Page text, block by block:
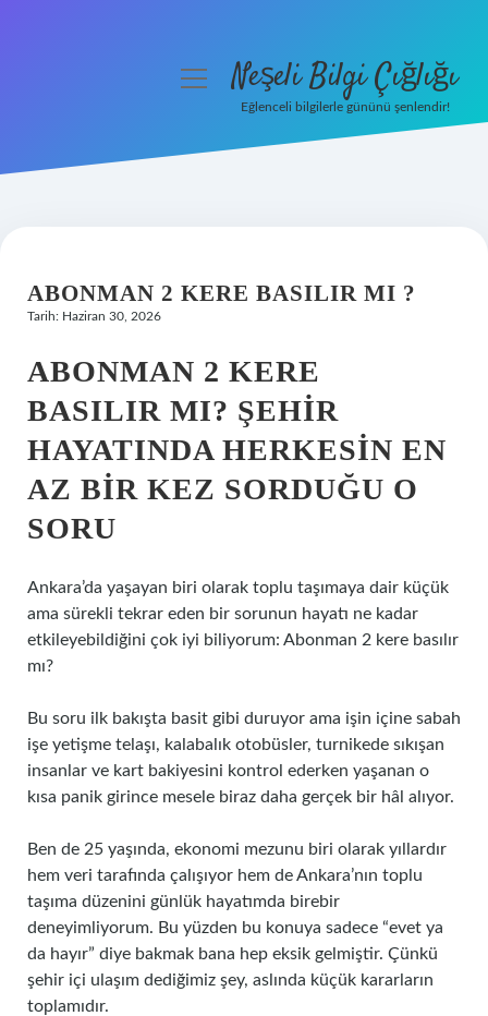
Hakkımızda
menüyüNeşeli Bilgi Çığlığı
Eğlenceli bilgilerle gününü şenlendir!
ABONMAN 2 KERE BASILIR MI ?
Tarih: Haziran 30, 2026
ABONMAN 2 KERE
BASILIR MI? ŞEHIR
HAYATINDA HERKESIN EN
AZ BIR KEZ SORDUĞU O
SORU
Ankara’da yaşayan biri olarak toplu taşımaya dair küçük
ama sürekli tekrar eden bir sorunun hayatı ne kadar
etkileyebildiğini çok iyi biliyorum: Abonman 2 kere basılır
mı?
Bu soru ilk bakışta basit gibi duruyor ama işin içine sabah
işe yetişme telaşı, kalabalık otobüsler, turnikede sıkışan
insanlar ve kart bakiyesini kontrol ederken yaşanan o
kısa panik girince mesele biraz daha gerçek bir hâl alıyor.
Ben de 25 yaşında, ekonomi mezunu biri olarak yıllardır
hem veri tarafında çalışıyor hem de Ankara’nın toplu
taşıma düzenini günlük hayatımda birebir
deneyimliyorum. Bu yüzden bu konuya sadece “evet ya
da hayır” diye bakmak bana hep eksik gelmiştir. Çünkü
şehir içi ulaşım dediğimiz şey, aslında küçük kararların
toplamıdır.